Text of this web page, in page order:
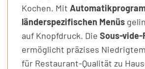
Kochen. Mit
länderspezifischen Menüs
auf Knopfdruck. Die Sous-
ermöglicht präzises
für Restaurant-Qualität zu